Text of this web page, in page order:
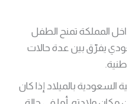
المملكة تمنح الطفل
يفرّق بين عدة حالات
بالميلاد إذا كان